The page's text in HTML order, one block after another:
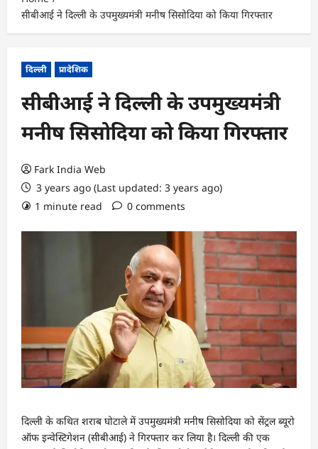
सीबीआई ने दिल्ली के उपमुख्यमंत्री मनीष सिसोदिया को किया गिरफ्तार
दिल्ली प्रादेशिक
सीबीआई ने दिल्ली के उपमुख्यमंत्री
मनीष सिसोदिया को किया गिरफ्तार
Fark India Web
3 years ago (Last updated: 3 years ago)
1 minute read
0 comments
दिल्ली के कथित शराब घोटाले में उपमुख्यमंत्री मनीष सिसोदिया को सेंट्रल ब्यूरो
ऑफ इन्वेस्टिगेशन (सीबीआई) ने गिरफ्तार कर लिया है। दिल्ली की एक